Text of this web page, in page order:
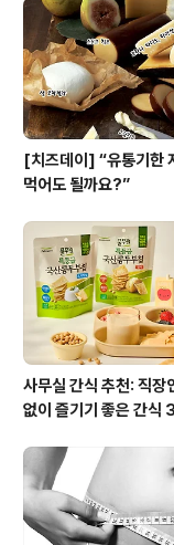
[치즈데이] “유통기한
먹어도 될까요?”
사무실 간식 추천: 직장
없이 즐기기 좋은 간식